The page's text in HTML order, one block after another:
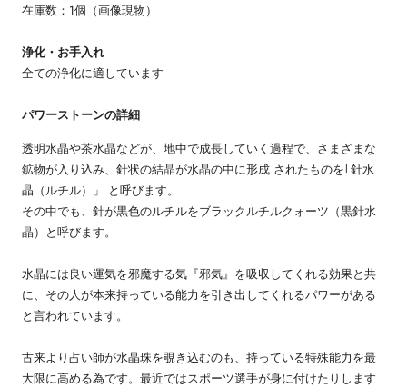
在庫数：1個（画像現物）
浄化・お手入れ
全ての浄化に適しています
パワーストーンの詳細
透明水晶や茶水晶などが、地中で成長していく過程で、さまざまな
鉱物が入り込み、針状の結晶が水晶の中に形成 されたものを｢針水
晶（ルチル）」 と呼びます。
その中でも、針が黒色のルチルをブラックルチルクォーツ（黒針水
晶）と呼びます。
水晶には良い運気を邪魔する気『邪気』を吸収してくれる効果と共
に、その人が本来持っている能力を引き出してくれるパワーがある
と言われています。
古来より占い師が水晶珠を覗き込むのも、持っている特殊能力を最
大限に高める為です。最近ではスポーツ選手が身に付けたりします